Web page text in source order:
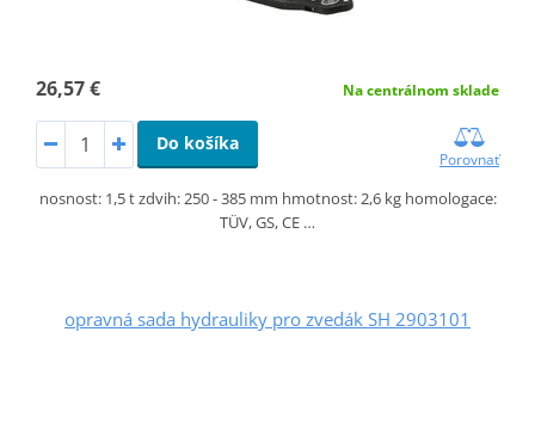
26,57 € Na centrálnom sklade
Do košíka
Porovnať
nosnost: 1,5 t zdvih: 250 - 385 mm hmotnost: 2,6 kg homologace:
TÜV, GS, CE …
opravná sada hydrauliky pro zvedák SH 2903101